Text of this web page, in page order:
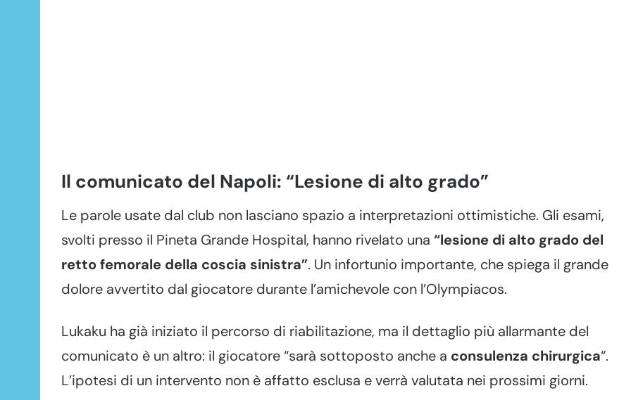
Il comunicato del Napoli: “Lesione di alto grado”
Le parole usate dal club non lasciano spazio a interpretazioni ottimistiche. Gli esami,
svolti presso il Pineta Grande Hospital, hanno rivelato una “lesione di alto grado del
retto femorale della coscia sinistra”. Un infortunio importante, che spiega il grande
dolore avvertito dal giocatore durante l’amichevole con l’Olympiacos.
Lukaku ha già iniziato il percorso di riabilitazione, ma il dettaglio più allarmante del
comunicato è un altro: il giocatore “sarà sottoposto anche a consulenza chirurgica“.
L’ipotesi di un intervento non è affatto esclusa e verrà valutata nei prossimi giorni.